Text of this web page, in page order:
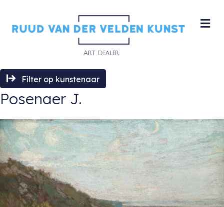
Filter op kunstenaar
Posenaer J.